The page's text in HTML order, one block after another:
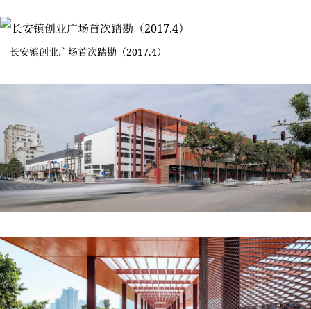
长安镇创业广场首次踏勘（2017.4）